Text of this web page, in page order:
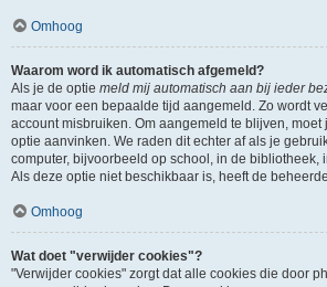
Omhoog
Waarom word ik automatisch afgemeld?
Als je de optie meld mij automatisch aan bij ieder
maar voor een bepaalde tijd aangemeld. Zo wordt
account misbruiken. Om aangemeld te blijven,
optie aanvinken. We raden dit echter af als je
computer, bijvoorbeeld op school, in de bibliotheek,
Als deze optie niet beschikbaar is, heeft de
Omhoog
Wat doet "verwijder cookies"?
"Verwijder cookies" zorgt dat alle cookies die door